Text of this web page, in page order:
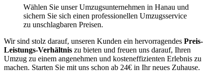
Wählen Sie unser Umzugsunternehmen in Hanau und
sichern Sie sich einen professionellen Umzugsservice
zu unschlagbaren Preisen.
Wir sind stolz darauf, unseren Kunden ein hervorragendes Preis-
Leistungs-Verhältnis zu bieten und freuen uns darauf, Ihren
Umzug zu einem angenehmen und kosteneffizienten Erlebnis zu
machen. Starten Sie mit uns schon ab 24€ in Ihr neues Zuhause.